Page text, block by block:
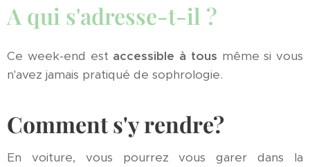
A qui s'adresse-t-il ?
Ce week-end est accessible à tous même si vous
n'avez jamais pratiqué de sophrologie.
Comment s'y rendre?
En voiture, vous pourrez vous garer dans la